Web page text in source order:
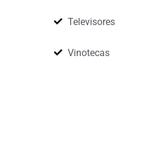
Televisores
Vinotecas